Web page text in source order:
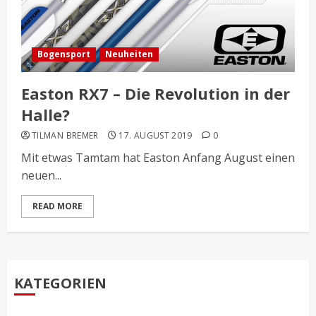
Bogensport Neuheiten
Easton RX7 – Die Revolution in der
Halle?
TILMAN BREMER 17. AUGUST 2019 0
Mit etwas Tamtam hat Easton Anfang August einen
neuen...
READ MORE
KATEGORIEN